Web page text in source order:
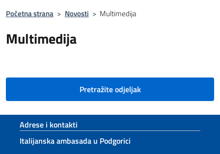
Početna strana > Novosti > Multimedija
Multimedija
Pretražite odjeljak
Footer section
Adrese i kontakti
Italijanska ambasada u Podgorici